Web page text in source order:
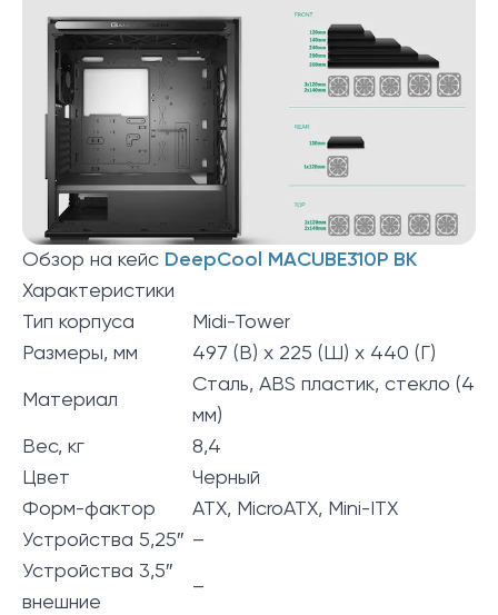
Обзор на кейс DeepCool MACUBE310P BK
Характеристики
Тип корпуса
Midi-Tower
Размеры, мм
497 (В) x 225 (Ш) x 440 (Г)
Материал
Сталь, ABS пластик, стекло (4
мм)
Вес, кг
8,4
Цвет
Черный
Форм-фактор
ATX, MicroATX, Mini-ITX
Устройства 5,25″ –
Устройства 3,5″
внешние
–